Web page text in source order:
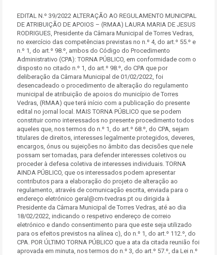
EDITAL N.º 39/2022 ALTERAÇÃO AO REGULAMENTO MUNICIPAL
DE ATRIBUIÇÃO DE APOIOS – (RMAA) LAURA MARIA DE JESUS
RODRIGUES, Presidente da Câmara Municipal de Torres Vedras,
no exercício das competências previstas no n.º 4, do art.º 55.º e
n.º 1, do art.º 98.º, ambos do Código do Procedimento
Administrativo (CPA): TORNA PÚBLICO, em conformidade com o
disposto no citado n.º 1, do art.º 98.º, do CPA que por
deliberação da Câmara Municipal de 01/02/2022, foi
desencadeado o procedimento de alteração do regulamento
municipal de atribuição de apoios do município de Torres
Vedras, (RMAA) que terá início com a publicação do presente
edital no jornal local. MAIS TORNA PÚBLICO que se podem
constituir como interessados no presente procedimento todos
aqueles que, nos termos do n.º 1, do art.º 68.º, do CPA, sejam
titulares de direitos, interesses legalmente protegidos, deveres,
encargos, ónus ou sujeições no âmbito das decisões que nele
possam ser tomadas, para defender interesses coletivos ou
proceder à defesa coletiva de interesses individuais. TORNA
AINDA PÚBLICO, que os interessados podem apresentar
contributos para a elaboração do projeto de alteração ao
regulamento, através de comunicação escrita, enviada para o
endereço eletrónico geral@cm-tvedras.pt ou dirigida à
Presidente da Câmara Municipal de Torres Vedras, até ao dia
18/02/2022, indicando o respetivo endereço de correio
eletrónico e dando consentimento para que este seja utilizado
para os efeitos previstos na alínea c), do n.º 1, do art.º 112.º, do
CPA. POR ÚLTIMO TORNA PÚBLICO que a ata da citada reunião foi
aprovada em minuta, nos termos do n.º 3, do art.º 57.º, da Lei n.º